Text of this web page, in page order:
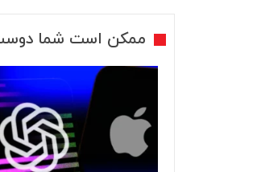
ممکن است شما